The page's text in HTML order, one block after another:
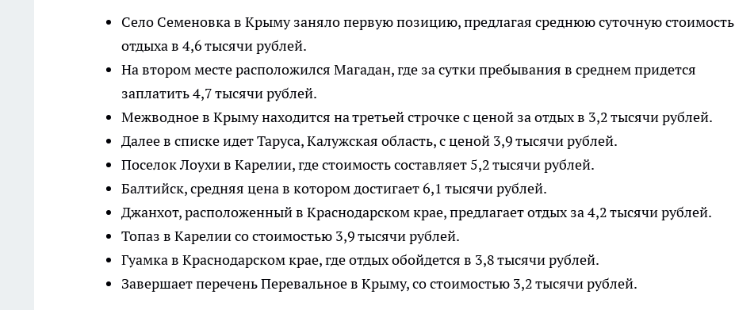
Село Семеновка в Крыму заняло первую позицию, предлагая среднюю суточную стоимость
отдыха в 4,6 тысячи рублей.
На втором месте расположился Магадан, где за сутки пребывания в среднем придется
заплатить 4,7 тысячи рублей.
Межводное в Крыму находится на третьей строчке с ценой за отдых в 3,2 тысячи рублей.
Далее в списке идет Таруса, Калужская область, с ценой 3,9 тысячи рублей.
Поселок Лоухи в Карелии, где стоимость составляет 5,2 тысячи рублей.
Балтийск, средняя цена в котором достигает 6,1 тысячи рублей.
Джанхот, расположенный в Краснодарском крае, предлагает отдых за 4,2 тысячи рублей.
Топаз в Карелии со стоимостью 3,9 тысячи рублей.
Гуамка в Краснодарском крае, где отдых обойдется в 3,8 тысячи рублей.
Завершает перечень Перевальное в Крыму, со стоимостью 3,2 тысячи рублей.